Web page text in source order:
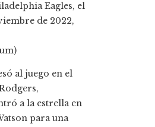
Eagles, el
de 2022,
al juego en el
a la estrella en
para una